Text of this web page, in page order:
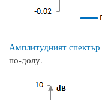
Амплитудният спектър
по-долу.